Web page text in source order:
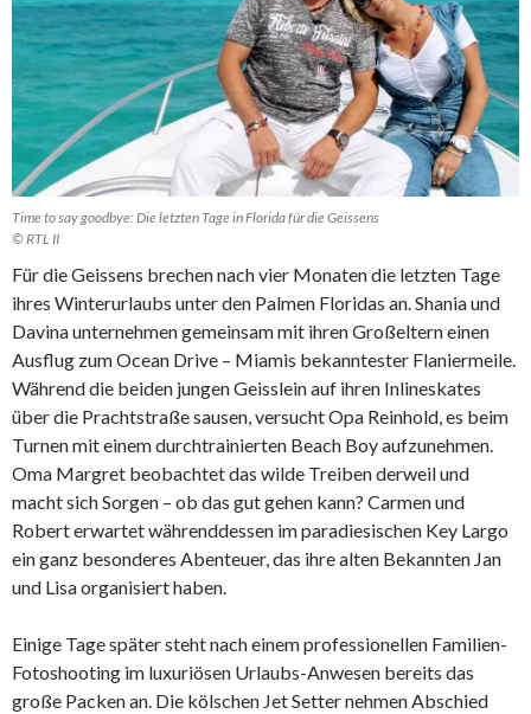
Time to say goodbye: Die letzten Tage in Florida für die Geissens
© RTL II
Für die Geissens brechen nach vier Monaten die letzten Tage
ihres Winterurlaubs unter den Palmen Floridas an. Shania und
Davina unternehmen gemeinsam mit ihren Großeltern einen
Ausflug zum Ocean Drive – Miamis bekanntester Flaniermeile.
Während die beiden jungen Geisslein auf ihren Inlineskates
über die Prachtstraße sausen, versucht Opa Reinhold, es beim
Turnen mit einem durchtrainierten Beach Boy aufzunehmen.
Oma Margret beobachtet das wilde Treiben derweil und
macht sich Sorgen – ob das gut gehen kann? Carmen und
Robert erwartet währenddessen im paradiesischen Key Largo
ein ganz besonderes Abenteuer, das ihre alten Bekannten Jan
und Lisa organisiert haben.
Einige Tage später steht nach einem professionellen Familien-
Fotoshooting im luxuriösen Urlaubs-Anwesen bereits das
große Packen an. Die kölschen Jet Setter nehmen Abschied